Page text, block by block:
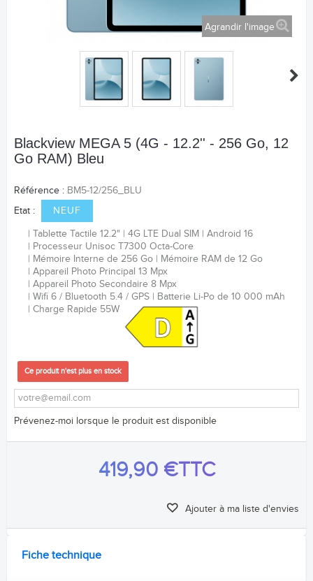
Agrandir l'image
Blackview MEGA 5 (4G - 12.2'' - 256 Go, 12
Go RAM) Bleu
Référence : BM5-12/256_BLU
Etat :
NEUF
Tablette Tactile 12.2" 4G LTE Dual SIM
Android 16
Processeur Unisoc T7300 Octa-Core
Mémoire Interne de 256 Go
Mémoire RAM de 12 Go
Appareil Photo Principal 13 Mpx
Appareil Photo Secondaire 8 Mpx
Wifi 6 / Bluetooth 5.4 / GPS
Batterie Li-Po de 10 000 mAh
Charge Rapide 55W
Ce produit n'est plus en stock
Prévenez-moi lorsque le produit est disponible
419,90 €TTC
Ajouter à ma liste d'envies
Fiche technique